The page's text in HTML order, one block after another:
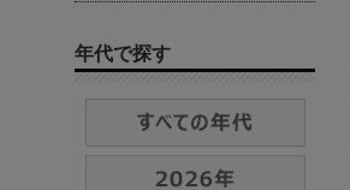
年代で探す